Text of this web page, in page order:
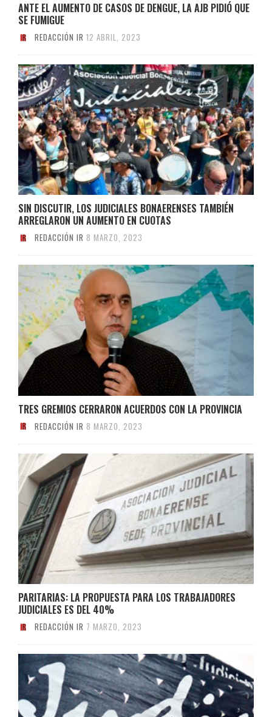
ANTE EL AUMENTO DE CASOS DE DENGUE, LA AJB PIDIÓ QUE
SE FUMIGUE
REDACCIÓN IR 12 ABRIL, 2023
SIN DISCUTIR, LOS JUDICIALES BONAERENSES TAMBIÉN
ARREGLARON UN AUMENTO EN CUOTAS
REDACCIÓN IR 8 MARZO, 2023
TRES GREMIOS CERRARON ACUERDOS CON LA PROVINCIA
REDACCIÓN IR 8 MARZO, 2023
PARITARIAS: LA PROPUESTA PARA LOS TRABAJADORES
JUDICIALES ES DEL 40%
REDACCIÓN IR 7 MARZO, 2023